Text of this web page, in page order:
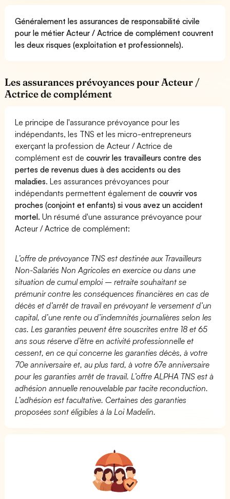
Généralement les assurances de responsabilité civile
pour le métier Acteur / Actrice de complément couvrent
les deux risques (exploitation et professionnels).
Les assurances prévoyances pour Acteur /
Actrice de complément
Le principe de l'assurance prévoyance pour les
indépendants, les TNS et les micro-entrepreneurs
exerçant la profession de Acteur / Actrice de
complément est decouvrir les travailleurs contre des
pertes de revenus dues à des accidents ou des
maladies. Les assurances prévoyances pour
indépendants permettent également decouvrir vos
proches (conjoint et enfants) si vous avez un accident
mortel. Un résumé d'une assurance prévoyance pour
Acteur / Actrice de complément:
L’offre de prévoyance TNS est destinée aux Travailleurs
Non-Salariés Non Agricoles en exercice ou dans une
situation de cumul emploi – retraite souhaitant se
prémunir contre les conséquences financières en cas de
décès et d’arrêt de travail en prévoyant le versement d’un
capital, d’une rente ou d’indemnités journalières selon les
cas. Les garanties peuvent être souscrites entre 18 et 65
ans sous réserve d’être en activité professionnelle et
cessent, en ce qui concerne les garanties décès, à votre
70e anniversaire et, au plus tard, à votre 67e anniversaire
pour les garanties arrêt de travail. L’offre ALPHA TNS est à
adhésion annuelle renouvelable par tacite reconduction.
L’adhésion est facultative. Certaines des garanties
proposées sont éligibles à la Loi Madelin.